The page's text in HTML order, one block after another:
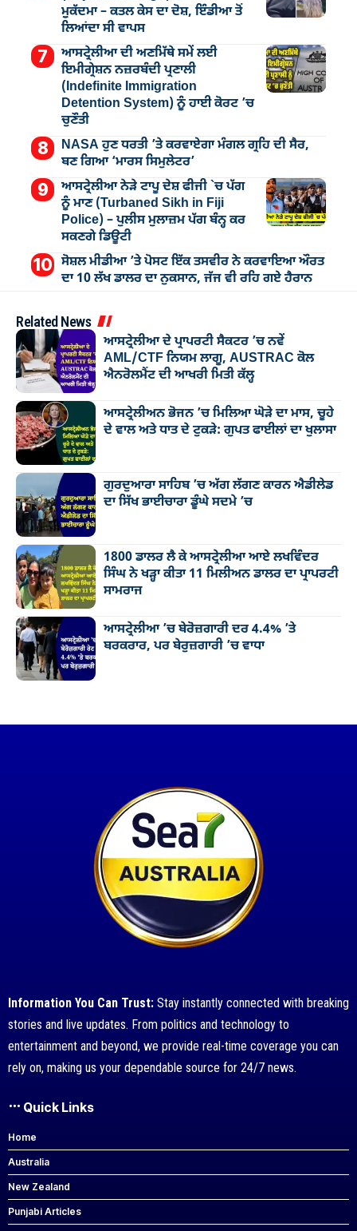
ਮੁੁਕੱਦਮਾ – ਕਤਲ ਕੇਸ ਦਾ ਦੋਸ਼, ਇੰਡੀਆ ਤੋਂ
ਲਿਆਂਦਾ ਸੀ ਵਾਪਸ
ਆਸਟ੍ਰੇਲੀਆ ਦੀ ਅਣਮਿੱਥੇ ਸਮੇਂ ਲਈ
ਇਮੀਗ੍ਰੇਸ਼ਨ ਨਜ਼ਰਬੰਦੀ ਪ੍ਰਣਾਲੀ
(Indefinite Immigration
Detention System) ਨੂੰ ਹਾਈ ਕੋਰਟ ’ਚ
ਚੁਣੌਤੀ
NASA ਹੁਣ ਧਰਤੀ ’ਤੇ ਕਰਵਾਏਗਾ ਮੰਗਲ ਗ੍ਰਹਿ ਦੀ ਸੈਰ,
ਬਣ ਗਿਆ ‘ਮਾਰਸ ਸਿਮੁਲੇਟਰ’
ਆਸਟ੍ਰੇਲੀਆ ਨੇੜੇ ਟਾਪੂ ਦੇਸ਼ ਫੀਜੀ `ਚ ਪੱਗ
ਨੂੰ ਮਾਣ (Turbaned Sikh in Fiji
Police) – ਪੁਲੀਸ ਮੁਲਾਜ਼ਮ ਪੱਗ ਬੰਨ੍ਹ ਕਰ
ਸਕਣਗੇ ਡਿਊਟੀ
ਸੋਸ਼ਲ ਮੀਡੀਆ ’ਤੇ ਪੋਸਟ ਇੱਕ ਤਸਵੀਰ ਨੇ ਕਰਵਾਇਆ ਔਰਤ
ਦਾ 10 ਲੱਖ ਡਾਲਰ ਦਾ ਨੁਕਸਾਨ, ਜੱਜ ਵੀ ਰਹਿ ਗਏ ਹੈਰਾਨ
Related News
ਆਸਟ੍ਰੇਲੀਆ ਦੇ ਪ੍ਰਾਪਰਟੀ ਸੈਕਟਰ ’ਚ ਨਵੇਂ
AML/CTF ਨਿਯਮ ਲਾਗੂ, AUSTRAC ਕੋਲ
ਐਨਰੋਲਮੈਂਟ ਦੀ ਆਖਰੀ ਮਿਤੀ ਕੱਲ੍ਹ
ਆਸਟ੍ਰੇਲੀਅਨ ਭੋਜਨ ’ਚ ਮਿਲਿਆ ਘੋੜੇ ਦਾ ਮਾਸ, ਚੂਹੇ
ਦੇ ਵਾਲ ਅਤੇ ਧਾਤ ਦੇ ਟੁਕੜੇ: ਗੁਪਤ ਫਾਈਲਾਂ ਦਾ ਖੁਲਾਸਾ
ਗੁਰਦੁਆਰਾ ਸਾਹਿਬ ’ਚ ਅੱਗ ਲੱਗਣ ਕਾਰਨ ਐਡੀਲੇਡ
ਦਾ ਸਿੱਖ ਭਾਈਚਾਰਾ ਡੂੰਘੇ ਸਦਮੇ ’ਚ
1800 ਡਾਲਰ ਲੈ ਕੇ ਆਸਟ੍ਰੇਲੀਆ ਆਏ ਲਖਵਿੰਦਰ
ਸਿੰਘ ਨੇ ਖੜ੍ਹਾ ਕੀਤਾ 11 ਮਿਲੀਅਨ ਡਾਲਰ ਦਾ ਪ੍ਰਾਪਰਟੀ
ਸਾਮਰਾਜ
ਆਸਟ੍ਰੇਲੀਆ ’ਚ ਬੇਰੋਜ਼ਗਾਰੀ ਦਰ 4.4% ’ਤੇ
ਬਰਕਰਾਰ, ਪਰ ਬੇਰੁਜ਼ਗਾਰੀ ’ਚ ਵਾਧਾ
Information You Can Trust: Stay instantly connected with breaking
stories and live updates. From politics and technology to
entertainment and beyond, we provide real-time coverage you can
rely on, making us your dependable source for 24/7 news.
Quick Links
Home
Australia
New Zealand
Punjabi Articles